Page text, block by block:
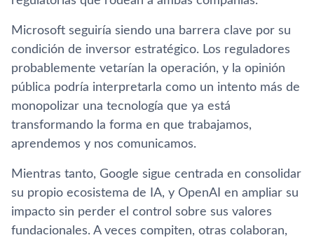
Microsoft seguiría siendo una barrera clave por su
condición de inversor estratégico. Los reguladores
probablemente vetarían la operación, y la opinión
pública podría interpretarla como un intento más de
monopolizar una tecnología que ya está
transformando la forma en que trabajamos,
aprendemos y nos comunicamos.
Mientras tanto, Google sigue centrada en consolidar
su propio ecosistema de IA, y OpenAI en ampliar su
impacto sin perder el control sobre sus valores
fundacionales. A veces compiten, otras colaboran,